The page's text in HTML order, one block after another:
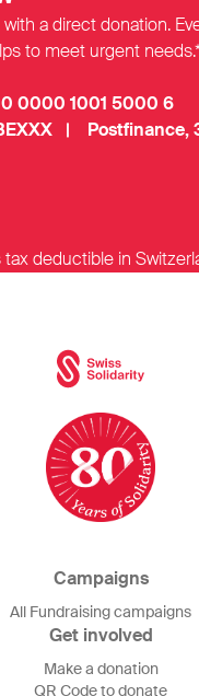
a direct donation.
to meet urgent
0000 1001 5000 6
| Postfinance,
tax deductible in
Campaigns
All Fundraising campaigns
Get involved
Make a donation
QR Code to donate